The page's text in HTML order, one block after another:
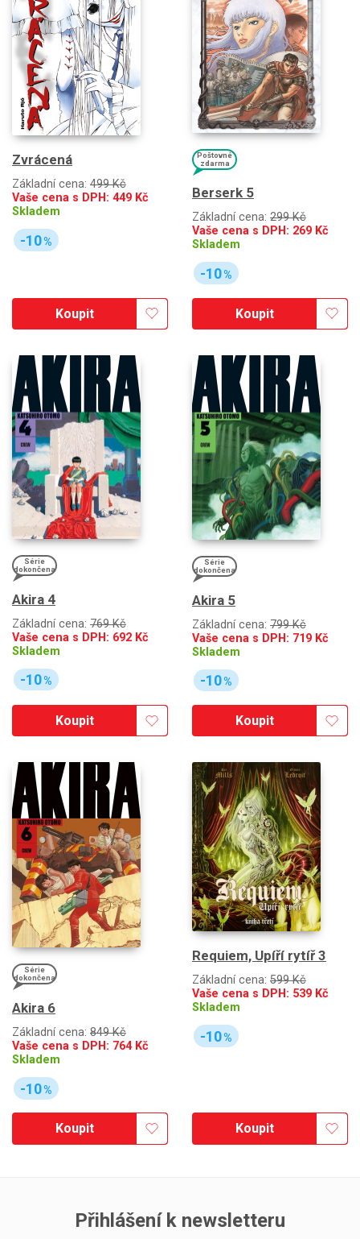
Zvrácená
Základní cena: 499 Kč
Vaše cena s DPH: 449 Kč
Skladem
-10%
Koupit
Poštovné
zdarma
Berserk 5
Základní cena: 299 Kč
Vaše cena s DPH: 269 Kč
Skladem
-10%
Koupit
Série
dokončena
Akira 4
Základní cena: 769 Kč
Vaše cena s DPH: 692 Kč
Skladem
-10%
Koupit
Série
dokončena
Akira 5
Základní cena: 799 Kč
Vaše cena s DPH: 719 Kč
Skladem
-10%
Koupit
Série
dokončena
Akira 6
Základní cena: 849 Kč
Vaše cena s DPH: 764Kč
Skladem
-10%
Koupit
Requiem, Upíří rytíř 3
Základní cena: 599 Kč
Vaše cena s DPH: 539 Kč
Skladem
-10%
Koupit
Přihlášení k newsletteru